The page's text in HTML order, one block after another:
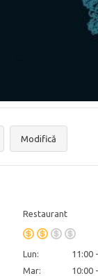
Modifică
Restaurant
Lun:
11:00
Mar:
10:00